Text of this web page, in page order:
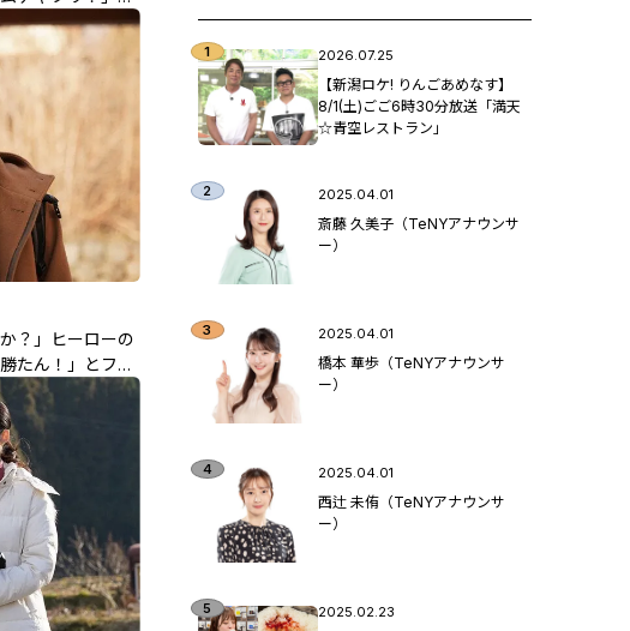
？」ヒーローの
たん！」とファ
ブリ！」第4話
2026.07.25
【新潟ロケ! りんごあめなす】
8/1(土)ごご6時30分放送「満天
☆青空レストラン」
2025.04.01
斎藤 久美子（TeNYアナウンサ
ー）
2025.04.01
橋本 華歩（TeNYアナウンサ
ー）
2025.04.01
西辻 未侑（TeNYアナウンサ
ー）
2025.02.23